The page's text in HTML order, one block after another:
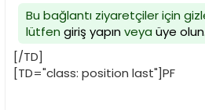
Bu bağlantı ziyaretçiler için
lütfen giriş yapınveya üye olun.
[/TD]
[TD="class: position last"]PF